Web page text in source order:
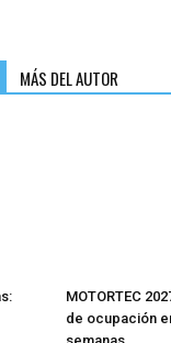
MÁS DEL AUTOR
MOTORTEC
de ocupación